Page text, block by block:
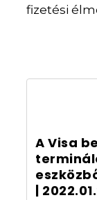
fizetési
A Visa
|